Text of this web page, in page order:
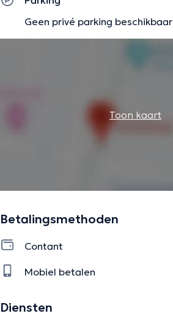
Geen privé parking beschikbaar
Toon kaart
Betalingsmethoden
Contant
Mobiel betalen
Diensten